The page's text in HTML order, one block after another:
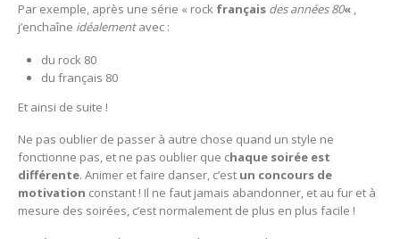
Par exemple, après une série « rock français des années 80« ,
j’enchaîne idéalementavec :
du rock 80
du français 80
Et ainsi de suite !
Ne pas oublier de passer à autre chose quand un style ne
fonctionne pas, et ne pas oublier que chaque soirée est
différente. Animer et faire danser, c’est un concours de
motivation constant ! Il ne faut jamais abandonner, et au fur et à
mesure des soirées, c’est normalement de plus en plus facile !